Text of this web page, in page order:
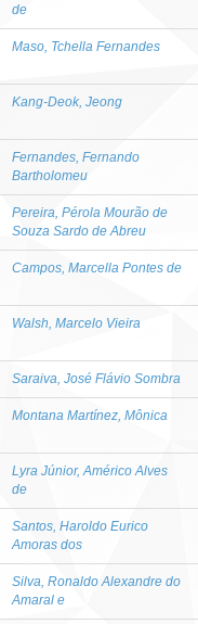
de
Maso, Tchella Fernandes
Kang-Deok, Jeong
Fernandes, Fernando
Bartholomeu
Pereira, Pérola Mourão de
Souza Sardo de Abreu
Campos, Marcella Pontes de
Walsh, Marcelo Vieira
Saraiva, José Flávio Sombra
Montana Martínez, Mônica
Lyra Júnior, Américo Alves
de
Santos, Haroldo Eurico
Amoras dos
Silva, Ronaldo Alexandre do
Amaral e